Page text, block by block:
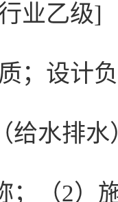
业乙级]
；设计
给水排
；（2）